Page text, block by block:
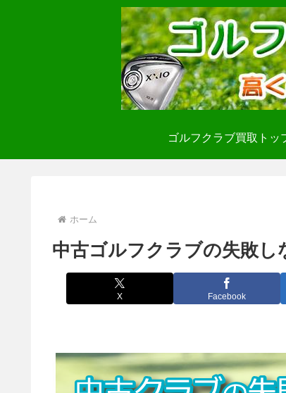
ゴルフクラブ買取トッ
ホーム
中古ゴルフクラブの失敗し
X Facebook